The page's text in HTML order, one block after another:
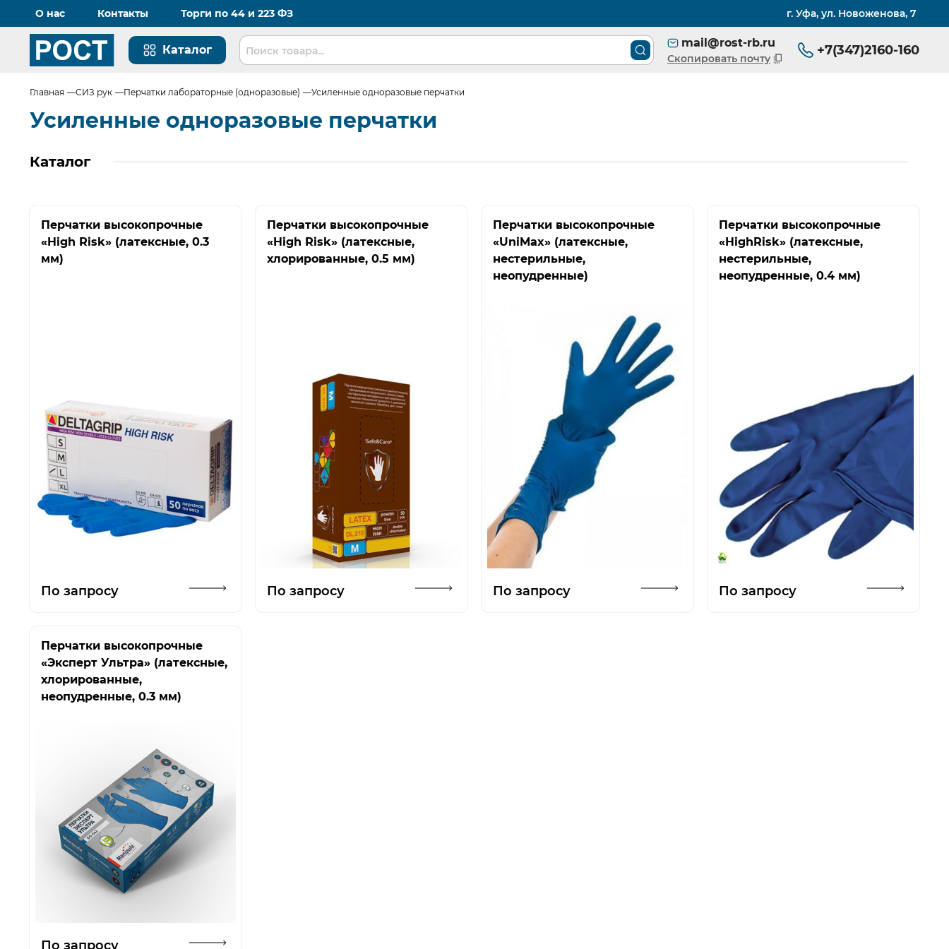
О нас Контакты Торги по 44 и 223 ФЗ г. Уфа, ул. Новоженова, 7
Каталог
Поиск товара по каталогу
mail@rost-rb.ru
Скопировать почту
+7(347)2160-160
Главная СИЗ рук Перчатки лабораторные (одноразовые) Усиленные одноразовые перчатки
Усиленные одноразовые перчатки
Каталог
Перчатки высокопрочные
«High Risk» (латексные, 0.3
мм)
По запросу
Перчатки высокопрочные
«High Risk» (латексные,
хлорированные, 0.5 мм)
По запросу
Перчатки высокопрочные
«UniMax» (латексные,
нестерильные,
неопудренные)
По запросу
Перчатки высокопрочные
«HighRisk» (латексные,
нестерильные,
неопудренные, 0.4 мм)
По запросу
Перчатки высокопрочные
«Эксперт Ультра» (латексные,
хлорированные,
неопудренные, 0.3 мм)
По запросу